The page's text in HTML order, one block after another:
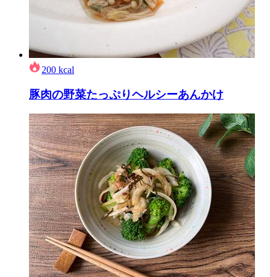
200 kcal
豚肉の野菜たっぷりヘルシーあんかけ